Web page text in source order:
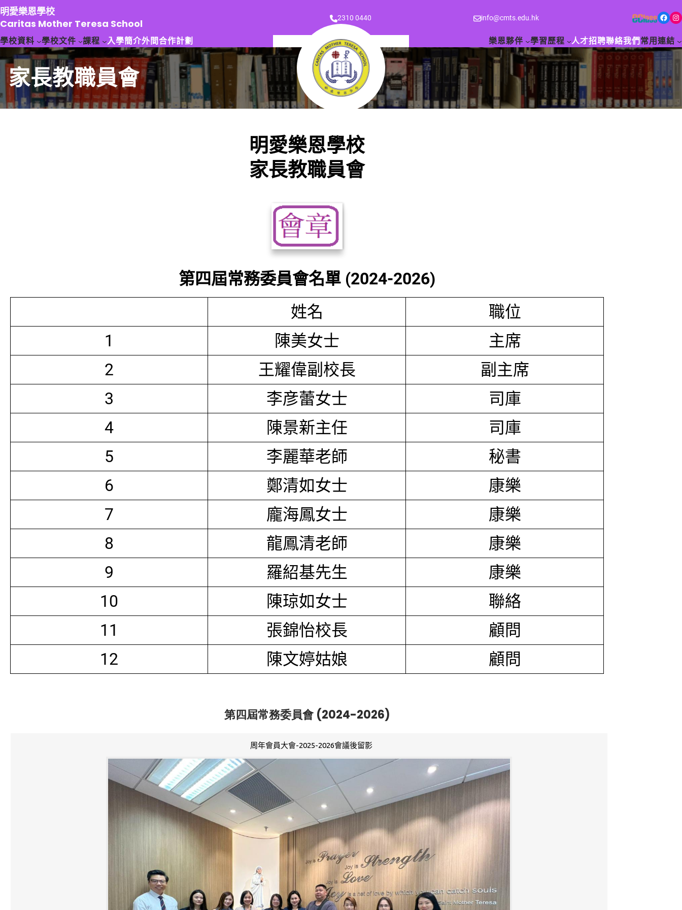
跳
至
主
要
容
明愛樂恩學校
Caritas Mother Teresa School
2310 0440 info@cmts.edu.hk Facebook Instagram
學校資料 學校文件 課程 入學簡介外間合作計劃 樂恩夥伴 學習歷程 人才招聘聯絡我們 常用連結
家長教職員會
明愛樂恩學校
家長教職員會
第四屆常務委員會名單 (2024-2026)
姓名
職位
1
陳美女士
主席
2
王耀偉副校長
副主席
3
李彦蕾女士
司庫
4
陳景新主任
司庫
5
李麗華老師
秘書
6
鄭清如女士
康樂
7
龐海鳳女士
康樂
8
龍鳳清老師
康樂
9
羅紹基先生
康樂
10
陳琼如女士
聯絡
11
張錦怡校長
顧問
12
陳文婷姑娘 顧問
第四屆常務委員會 (2024-2026)
周年會員大會-2025-2026會議後留影